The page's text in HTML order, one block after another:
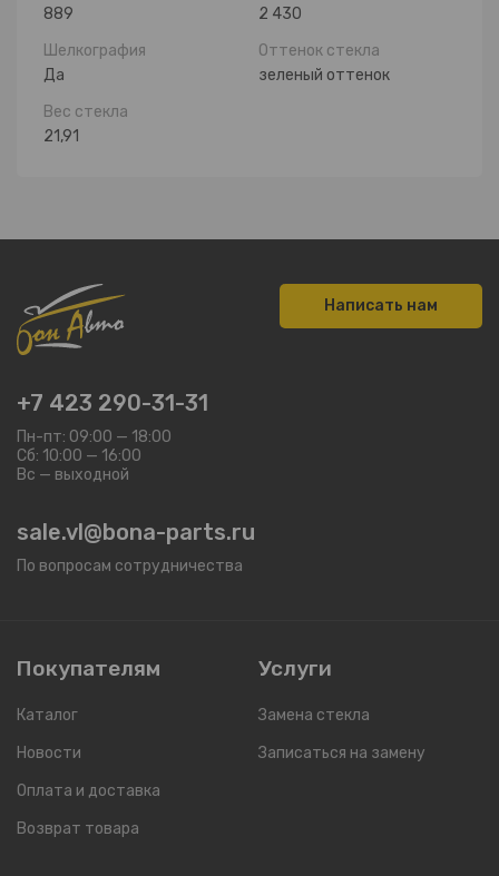
889
2 430
Шелкография
Да
Оттенок стекла
зеленый оттенок
Вес стекла
21,91
+7 423 290-31-31
Пн-пт: 09:00 — 18:00
Сб: 10:00 — 16:00
Вс — выходной
sale.vl@bona-parts.ru
По вопросам сотрудничества
Написать нам
Покупателям
Каталог
Новости
Оплата и доставка
Возврат товара
Услуги
Замена стекла
Записаться на замену